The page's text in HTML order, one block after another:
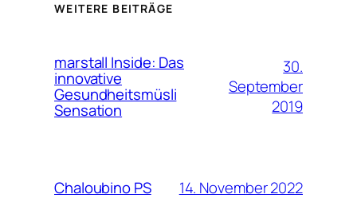
WEITERE BEITRÄGE
marstall Inside: Das
innovative
Gesundheitsmüsli
Sensation
30.
September
2019
Chaloubino PS 14. November 2022